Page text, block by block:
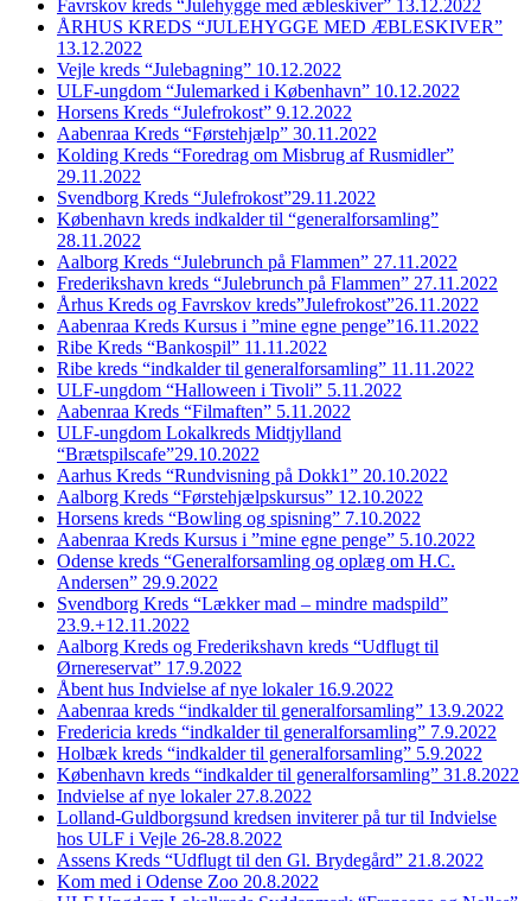
Favrskov kreds “Julehygge med æbleskiver” 13.12.2022
ÅRHUS KREDS “JULEHYGGE MED ÆBLESKIVER”
13.12.2022
Vejle kreds “Julebagning” 10.12.2022
ULF-ungdom “Julemarked i København” 10.12.2022
Horsens Kreds “Julefrokost” 9.12.2022
Aabenraa Kreds “Førstehjælp” 30.11.2022
Kolding Kreds “Foredrag om Misbrug af Rusmidler”
29.11.2022
Svendborg Kreds “Julefrokost”29.11.2022
København kreds indkalder til “generalforsamling”
28.11.2022
Aalborg Kreds “Julebrunch på Flammen” 27.11.2022
Frederikshavn kreds “Julebrunch på Flammen” 27.11.2022
Århus Kreds og Favrskov kreds”Julefrokost”26.11.2022
Aabenraa Kreds Kursus i ”mine egne penge”16.11.2022
Ribe Kreds “Bankospil” 11.11.2022
Ribe kreds “indkalder til generalforsamling” 11.11.2022
ULF-ungdom “Halloween i Tivoli” 5.11.2022
Aabenraa Kreds “Filmaften” 5.11.2022
ULF-ungdom Lokalkreds Midtjylland
“Brætspilscafe”29.10.2022
Aarhus Kreds “Rundvisning på Dokk1” 20.10.2022
Aalborg Kreds “Førstehjælpskursus” 12.10.2022
Horsens kreds “Bowling og spisning” 7.10.2022
Aabenraa Kreds Kursus i ”mine egne penge” 5.10.2022
Odense kreds “Generalforsamling og oplæg om H.C.
Andersen” 29.9.2022
Svendborg Kreds “Lækker mad – mindre madspild”
23.9.+12.11.2022
Aalborg Kreds og Frederikshavn kreds “Udflugt til
Ørnereservat” 17.9.2022
Åbent hus Indvielse af nye lokaler 16.9.2022
Aabenraa kreds “indkalder til generalforsamling” 13.9.2022
Fredericia kreds “indkalder til generalforsamling” 7.9.2022
Holbæk kreds “indkalder til generalforsamling” 5.9.2022
København kreds “indkalder til generalforsamling” 31.8.2022
Indvielse af nye lokaler 27.8.2022
Lolland-Guldborgsund kredsen inviterer på tur til Indvielse
hos ULF i Vejle 26-28.8.2022
Assens Kreds “Udflugt til den Gl. Brydegård” 21.8.2022
Kom med i Odense Zoo 20.8.2022